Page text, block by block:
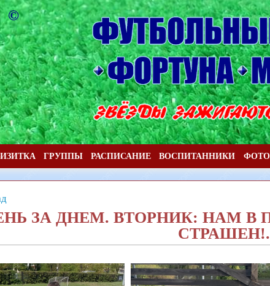
©
ГРУППЫ РАСПИСАНИЕ ВОСПИТАННИКИ
ЗА ДНЕМ. ВТОРНИК: НАМ